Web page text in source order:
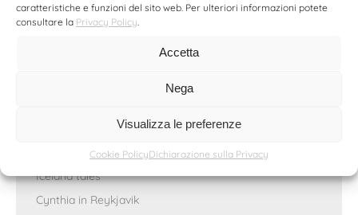
caratteristiche e funzioni del sito web. Per ulteriori informazioni potete
consultare la Privacy Policy
Accetta
Nega
Visualizza le preferenze
Cookie PolicyDichiarazione sulla Privacy
La mia intervista per Malvie Magazine
all’inclusione nello sport
La Bulla di Simona Denini
Iceland tales
Cynthia in Reykjavik